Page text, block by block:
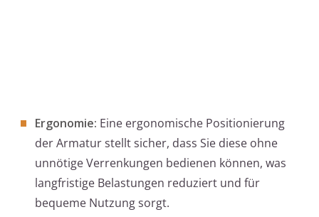
Ergonomie: Eine ergonomische Positionierung
der Armatur stellt sicher, dass Sie diese ohne
unnötige Verrenkungen bedienen können, was
langfristige Belastungen reduziert und für
bequeme Nutzung sorgt.